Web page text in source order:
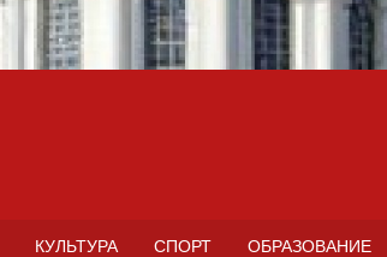
КУЛЬТУРА СПОРТ ОБРАЗОВАНИЕ